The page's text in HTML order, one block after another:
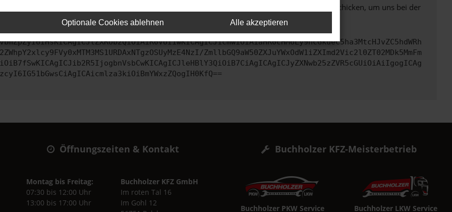
uns bitte. Wir werden versuchen, das Problem zu beheben. Du kannst uns diesen Text schicken, um uns bei der
ZmllbGQ9aW50ZXJuYWxOdW1iZXImd2Vic2l0ZT02MDk5MmFm
Öffnungszeiten & Kontakt
Montag bis Freitag:
07:30 bis 12:00 Uhr
13:00 bis 17:00 Uhr
Buchholzer KFZ GmbH
Im roten Tal 16
Im Gohl 12
Buchholzer KFZ-Meisterbetrieb
Buchholzer PKW Service Buchholzer LKW Service
Optionale Cookies ablehnen Alle akzeptieren